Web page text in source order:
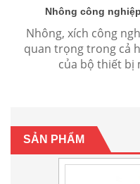
Nhông công
Nhông, xích công
quan trọng trong cả
của bộ thiết bị
SẢN PHẨM